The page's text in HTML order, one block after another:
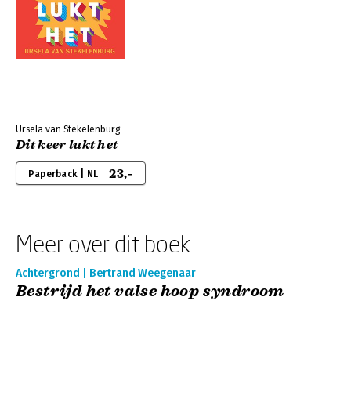
Ursela van Stekelenburg
Dit keer lukt het
Paperback | NL 23,-
Meer over dit boek
Achtergrond | Bertrand Weegenaar
Bestrijd het valse hoop syndroom